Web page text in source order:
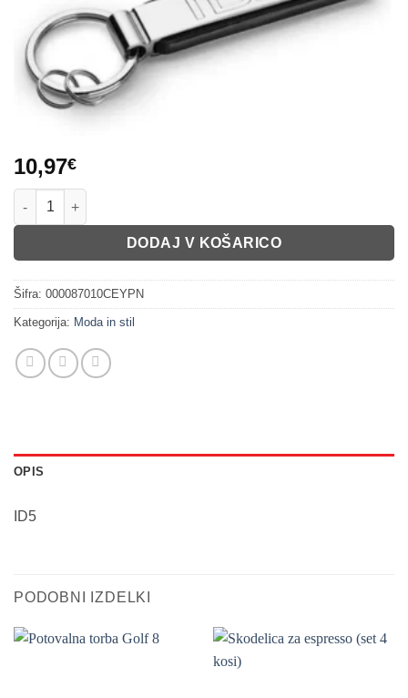
10,97€
Obesek za ključe ID5 količina
DODAJ V KOŠARICO
Šifra: 000087010CEYPN
Kategorija: Moda in stil
OPIS
ID5
PODOBNI IZDELKI